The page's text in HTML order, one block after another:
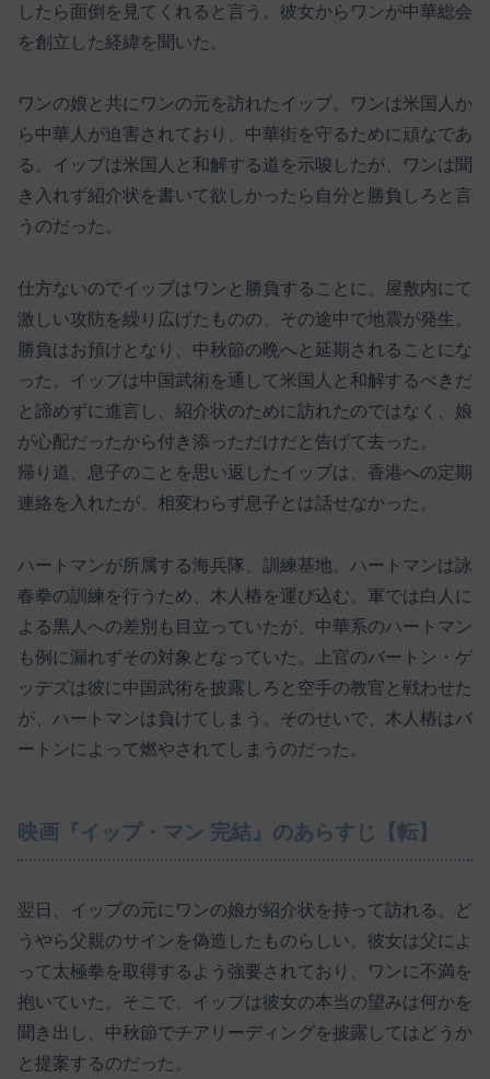
したら面倒を見てくれると言う。彼女からワンが中華総会
を創立した経緯を聞いた。
ワンの娘と共にワンの元を訪れたイップ。ワンは米国人か
ら中華人が迫害されており、中華街を守るために頑なであ
る。イップは米国人と和解する道を示唆したが、ワンは聞
き入れず紹介状を書いて欲しかったら自分と勝負しろと言
うのだった。
仕方ないのでイップはワンと勝負することに。屋敷内にて
激しい攻防を繰り広げたものの、その途中で地震が発生。
勝負はお預けとなり、中秋節の晩へと延期されることにな
った。イップは中国武術を通して米国人と和解するべきだ
と諦めずに進言し、紹介状のために訪れたのではなく、娘
が心配だったから付き添っただけだと告げて去った。
帰り道、息子のことを思い返したイップは、香港への定期
連絡を入れたが、相変わらず息子とは話せなかった。
ハートマンが所属する海兵隊、訓練基地。ハートマンは詠
春拳の訓練を行うため、木人樁を運び込む。軍では白人に
よる黒人への差別も目立っていたが、中華系のハートマン
も例に漏れずその対象となっていた。上官のバートン・ゲ
ッデズは彼に中国武術を披露しろと空手の教官と戦わせた
が、ハートマンは負けてしまう。そのせいで、木人樁はバ
ートンによって燃やされてしまうのだった。
映画『イップ・マン 完結』のあらすじ【転】
翌日、イップの元にワンの娘が紹介状を持って訪れる。ど
うやら父親のサインを偽造したものらしい。彼女は父によ
って太極拳を取得するよう強要されており、ワンに不満を
抱いていた。そこで、イップは彼女の本当の望みは何かを
聞き出し、中秋節でチアリーディングを披露してはどうか
と提案するのだった。